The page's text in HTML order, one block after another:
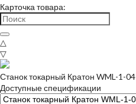
Карточка товара:
△
▽
Станок токарный Кратон WML-1-04
Доступные спецификации